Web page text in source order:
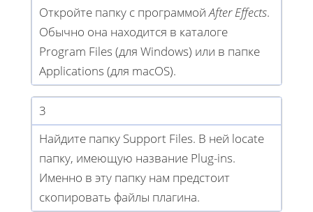
Откройте папку с программойAfter Effects.
Обычно она находится в каталоге
Program Files (для Windows) или в папке
Applications (для macOS).
3
Найдите папку Support Files. В ней locate
папку, имеющую название Plug-ins.
Именно в эту папку нам предстоит
скопировать файлы плагина.